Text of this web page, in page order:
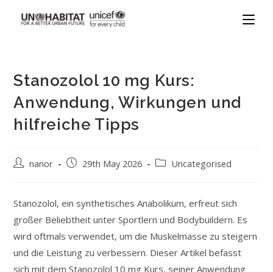
Stanozolol 10 mg Kurs:
Anwendung, Wirkungen und
hilfreiche Tipps
nanor 29th May 2026 Uncategorised
Stanozolol, ein synthetisches Anabolikum, erfreut sich
großer Beliebtheit unter Sportlern und Bodybuildern. Es
wird oftmals verwendet, um die Muskelmasse zu steigern
und die Leistung zu verbessern. Dieser Artikel befasst
sich mit dem Stanozolol 10 mg Kurs, seiner Anwendung